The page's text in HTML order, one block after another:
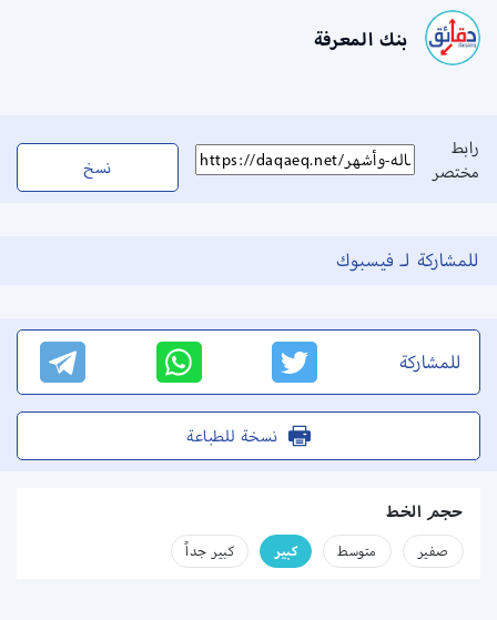
بنك المعرفة
رابط
مختصر
نسخ
للمشاركة لـ فيسبوك
للمشاركة
نسخة للطباعة
حجم الخط
صفير متوسط كبير كبير جداً